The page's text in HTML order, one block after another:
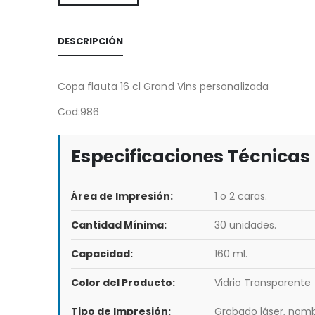
DESCRIPCIÓN
Copa flauta 16 cl Grand Vins personalizada
Cod:986
Especificaciones Técnicas
Área de Impresión: 1 o 2 caras.
Cantidad Mínima: 30 unidades.
Capacidad: 160 ml.
Color del Producto: Vidrio Transparente
Tipo de Impresión: Grabado láser,